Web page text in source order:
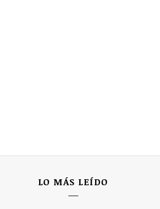
LO MÁS LEÍDO